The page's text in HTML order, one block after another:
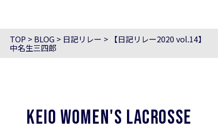
TOP > BLOG > 日記リレー > 【日記リレー2020 vol.14】
中名生三四郎
KEIO WOMEN'S LACROSSE